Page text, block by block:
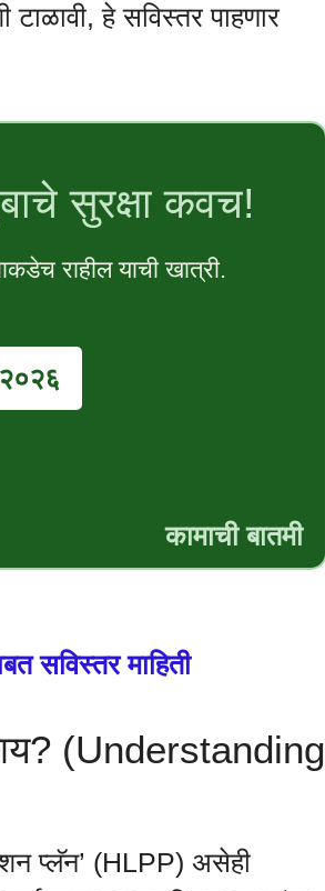
हे सविस्तर पाहणार
सुरक्षा कवच!
राहील याची खात्री.
२०२६
कामाची बातमी
सविस्तर माहिती
(Understanding
प्लॅन’ (HLPP) असेही